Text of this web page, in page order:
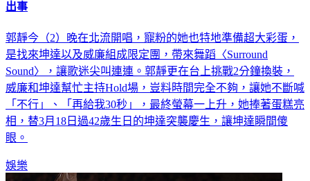
出事
郭靜今（2）晚在北流開唱，寵粉的她也特地準備超大彩蛋，
是找來坤達以及威廉組成限定團，帶來舞蹈〈Surround
Sound〉，讓歌迷尖叫連連。郭靜更在台上挑戰2分鐘換裝，
威廉和坤達幫忙主持Hold場，豈料時間完全不夠，讓她不斷喊
「不行」、「再給我30秒」，最終螢幕一上升，她捧著蛋糕亮
相，替3月18日過42歲生日的坤達突襲慶生，讓坤達瞬間傻
眼。
娛樂